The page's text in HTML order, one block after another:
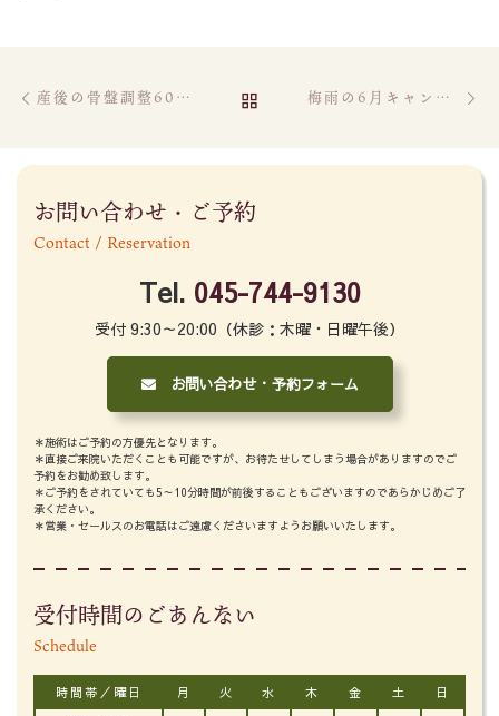
産後の骨盤調整60分コースお得ですよ BACK TO POST LIST
梅雨の6月キャンペーン
お問い合わせ・ご予約
Contact / Reservation
Tel. 045-744-9130
受付 9:30～20:00（休診：木曜・日曜午後）
お問い合わせ・予約フォーム
＊施術はご予約の方優先となります。
＊直接ご来院いただくことも可能ですが、お待たせしてしまう場合がありますのでご
予約をお勧め致します。
＊ご予約をされていても5～10分時間が前後することもございますのであらかじめご了
承ください。
＊営業・セールスのお電話はご遠慮くださいますようお願いいたします。
受付時間のごあんない
Schedule
時間帯／曜日 月 火 水 木 金 土 日